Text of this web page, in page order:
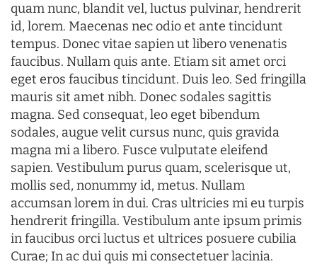
quam nunc, blandit vel, luctus pulvinar, hendrerit
id, lorem. Maecenas nec odio et ante tincidunt
tempus. Donec vitae sapien ut libero venenatis
faucibus. Nullam quis ante. Etiam sit amet orci
eget eros faucibus tincidunt. Duis leo. Sed fringilla
mauris sit amet nibh. Donec sodales sagittis
magna. Sed consequat, leo eget bibendum
sodales, augue velit cursus nunc, quis gravida
magna mi a libero. Fusce vulputate eleifend
sapien. Vestibulum purus quam, scelerisque ut,
mollis sed, nonummy id, metus. Nullam
accumsan lorem in dui. Cras ultricies mi eu turpis
hendrerit fringilla. Vestibulum ante ipsum primis
in faucibus orci luctus et ultrices posuere cubilia
Curae; In ac dui quis mi consectetuer lacinia.